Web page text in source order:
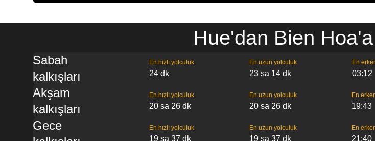
Hue'dan Bien
Sabah
kalkışları
En hızlı yolculuk
24 dk
En uzun yolculuk
23 sa 14 dk
En
03:12
Akşam
kalkışları
En hızlı yolculuk
20 sa 26 dk
En uzun yolculuk
20 sa 26 dk
En
19:43
Gece
En hızlı yolculuk
19 sa 37 dk
En uzun yolculuk
19 sa 37 dk
En
21:40